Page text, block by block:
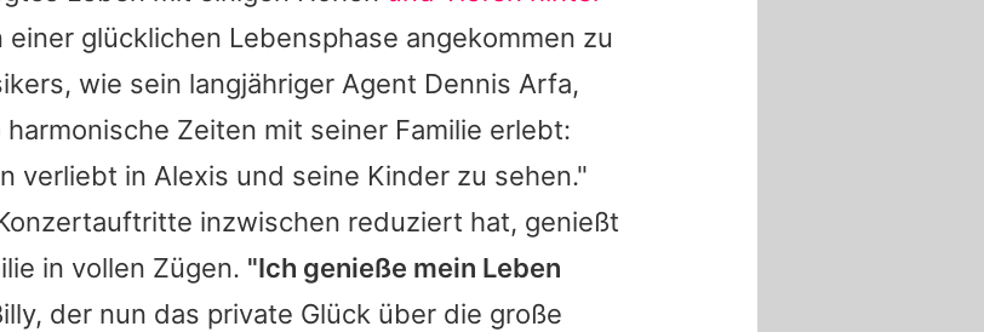
glücklichen Lebensphase angekommen zu
wie sein langjähriger Agent Dennis Arfa,
Zeiten mit seiner Familie erlebt:
verliebt in Alexis und seine Kinder zu sehen."
inzwischen reduziert hat, genießt
in vollen Zügen. "Ich genieße mein Leben
der nun das private Glück über die große